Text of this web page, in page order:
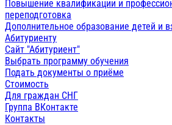
Повышение квалификации и
переподготовка
Дополнительное образование детей и
Абитуриенту
Сайт "Абитуриент"
Выбрать программу обучения
Подать документы о приёме
Стоимость
Для граждан СНГ
Группа ВКонтакте
Контакты